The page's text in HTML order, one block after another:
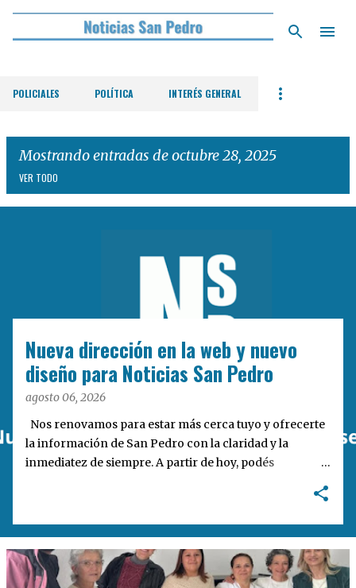
Ir al contenido principal
POLICIALES POLÍTICA INTERÉS GENERAL
Mostrando entradas de octubre 28, 2025
VER TODO
Nueva dirección en la web y nuevo
diseño para Noticias San Pedro
agosto 06, 2026
Nos renovamos para estar más cerca tuyo y ofrecerte
la información de San Pedro con la claridad y la
inmediatez de siempre. A partir de hoy, podés
Desarrollamos una interfaz más ágil, moderna e
intuitiva, pensada para optimizar la navegación desde
cualquier dispositivo, facilitar el acceso a las noticias